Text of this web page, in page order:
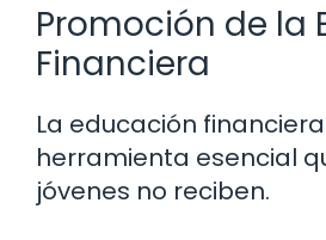
Promoción de la
Financiera
La educación
herramienta esencial
jóvenes no reciben.